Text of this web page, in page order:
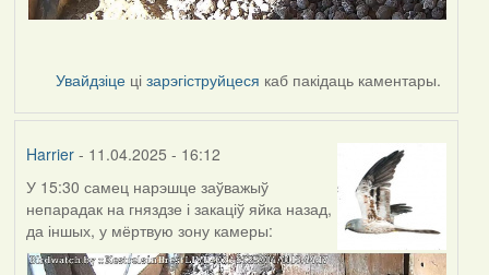
Увайдзіце цізарэгіструйцеся каб пакідаць каментары.
Harrier- 11.04.2025 - 16:12
У 15:30 самец нарэшце заўважыў
непарадак на гняздзе і закаціў яйка назад,
да іншых, у мёртвую зону камеры: